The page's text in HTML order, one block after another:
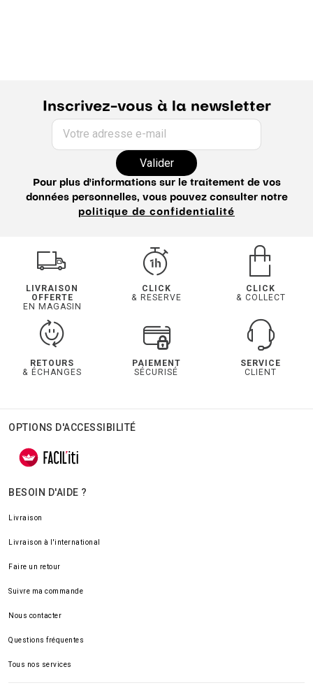
Inscrivez-vous à la newsletter
Votre adresse e-mail
Valider
Pour plus d'informations sur le traitement de vos
données personnelles, vous pouvez consulter notre
politique de confidentialité
LIVRAISON
OFFERTE
EN MAGASIN
CLICK
& RESERVE
CLICK
& COLLECT
RETOURS
& ÉCHANGES
PAIEMENT
SÉCURISÉ
SERVICE
CLIENT
OPTIONS D'ACCESSIBILITÉ
BESOIN D'AIDE ?
Livraison
Livraison à l'international
Faire un retour
Suivre ma commande
Nous contacter
Questions fréquentes
Tous nos services